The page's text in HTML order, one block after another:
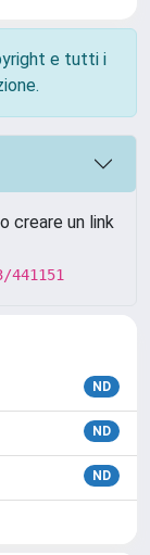
e tutti i
creare un link
ND
ND
ND